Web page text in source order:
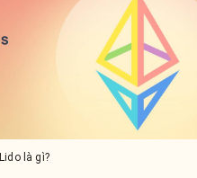
Lido là gì?